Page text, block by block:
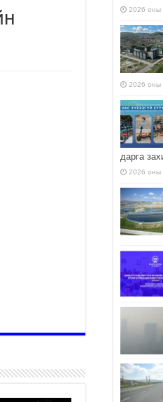
2026 оны
2026 оны
дарга
2026 оны